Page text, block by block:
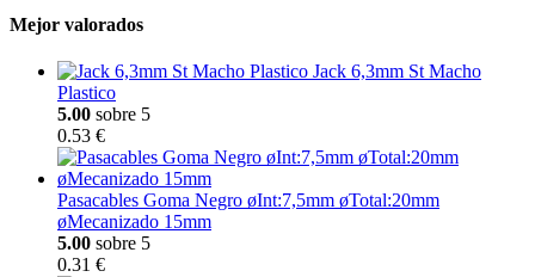
Mejor valorados
Jack 6,3mm St Macho
Plastico
5.00 sobre 5
0.53 €
Pasacables Goma Negro øInt:7,5mm øTotal:20mm
øMecanizado 15mm
5.00 sobre 5
0.31 €